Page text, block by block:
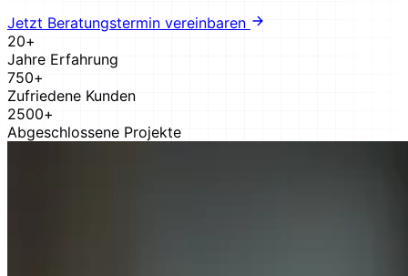
Jetzt Beratungstermin vereinbaren
20+
Jahre Erfahrung
750+
Zufriedene Kunden
2500+
Abgeschlossene Projekte